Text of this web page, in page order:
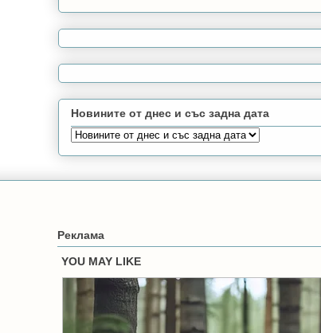
Новините от днес и със задна дата
Реклама